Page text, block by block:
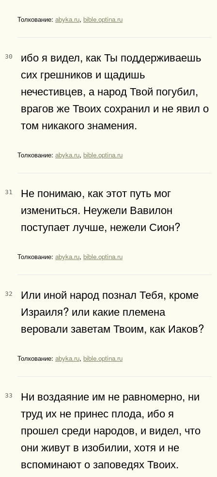
Толкование: abyka.ru, bible.optina.ru
30
ибо я видел, как Ты поддерживаешь
сих грешников и щадишь
нечестивцев, а народ Твой погубил,
врагов же Твоих сохранил и не явил о
том никакого знамения.
Толкование: abyka.ru, bible.optina.ru
31
Не понимаю, как этот путь мог
измениться. Неужели Вавилон
поступает лучше, нежели Сион?
Толкование: abyka.ru, bible.optina.ru
32
Или иной народ познал Тебя, кроме
Израиля? или какие племена
веровали заветам Твоим, как Иаков?
Толкование: abyka.ru, bible.optina.ru
33
Ни воздаяние им не равномерно, ни
труд их не принес плода, ибо я
прошел среди народов, и видел, что
они живут в изобилии, хотя и не
вспоминают о заповедях Твоих.